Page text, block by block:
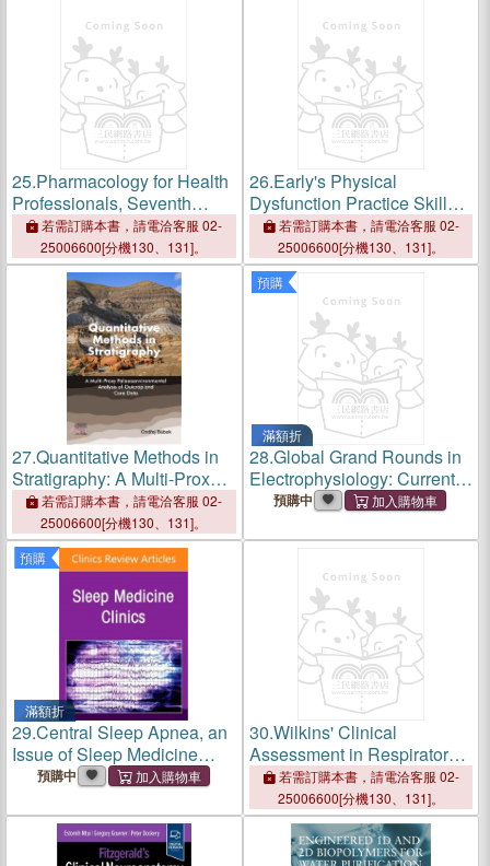
25.Pharmacology for Health
Professionals, Seventh
Edition
若需訂購本書，請電洽客服 02-
25006600[分機130、131]。
26.Early's Physical
Dysfunction Practice Skills
for the Occupational
Therapy Assistant
若需訂購本書，請電洽客服 02-
25006600[分機130、131]。
27.Quantitative Methods in
Stratigraphy: A Multi-Proxy
Palaeoenvironmental
Analysis of Outcrop and
Core Data
若需訂購本書，請電洽客服 02-
25006600[分機130、131]。
預購
滿額折
28.Global Grand Rounds in
Electrophysiology: Current
Techniques from Around the
Electrophysiology Clinics:
預購中
預購
滿額折
29.Central Sleep Apnea, an
Issue of Sleep Medicine
Clinics: Volume 21-3
預購中
30.Wilkins' Clinical
Assessment in Respiratory
Care若需訂購本書，請電洽客服 02-
25006600[分機130、131]。